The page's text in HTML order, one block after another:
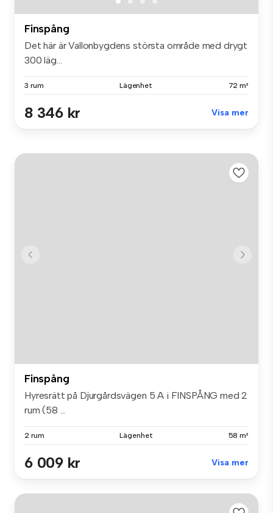
Finspång
Det här är Vallonbygdens största område med drygt
300 läg...
3 rum Lägenhet 72 m²
8 346 kr Visa mer
Finspång
Hyresrätt på Djurgårdsvägen 5 A i FINSPÅNG med 2
rum (58 ...
2 rum Lägenhet 58 m²
6 009 kr Visa mer